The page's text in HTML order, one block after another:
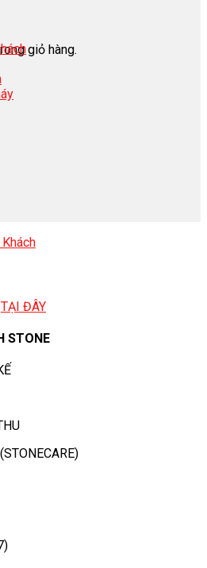
giỏ hàng.
TẠI ĐÂY
STONE